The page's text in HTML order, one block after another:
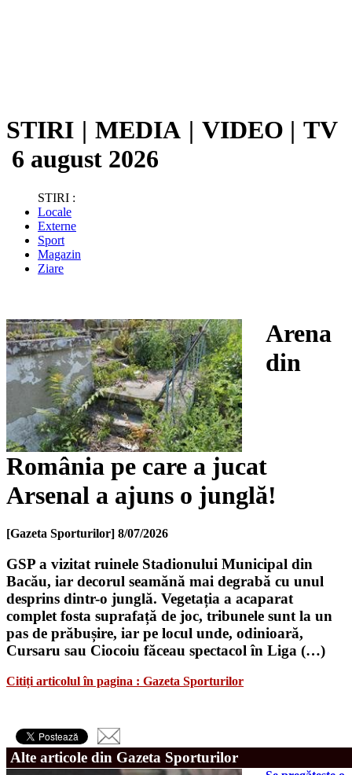
STIRI | MEDIA | VIDEO | TV
6 august 2026
STIRI :
Locale
Externe
Sport
Magazin
Ziare
Arena
din
România pe care a jucat
Arsenal a ajuns o junglă!
[Gazeta Sporturilor] 8/07/2026
GSP a vizitat ruinele Stadionului Municipal din
Bacău, iar decorul seamănă mai degrabă cu unul
desprins dintr-o junglă. Vegetația a acaparat
complet fosta suprafață de joc, tribunele sunt la un
pas de prăbușire, iar pe locul unde, odinioară,
Cursaru sau Ciocoiu făceau spectacol în Liga (…)
Citiți articolul în pagina : Gazeta Sporturilor
Alte articole din Gazeta Sporturilor